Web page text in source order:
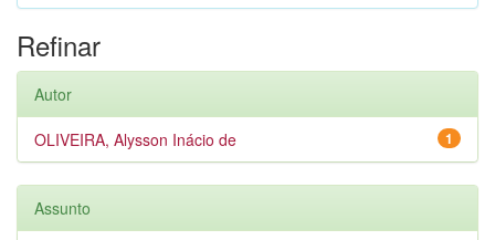
Refinar
Autor
1
OLIVEIRA, Alysson Inácio de
Assunto